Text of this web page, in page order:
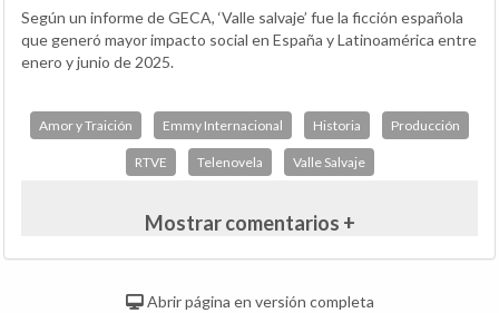
Según un informe de GECA, ‘Valle salvaje’ fue la ficción española
que generó mayor impacto social en España y Latinoamérica entre
enero y junio de 2025.
Amor y Traición Emmy Internacional Historia Producción
RTVE Telenovela Valle Salvaje
Mostrar comentarios +
Abrir página en versión completa